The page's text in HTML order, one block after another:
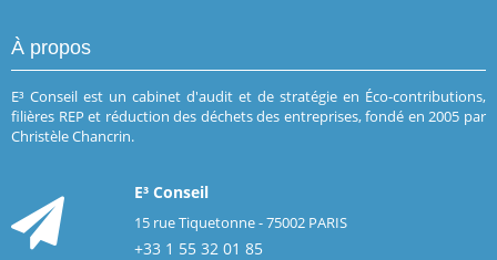
À propos
E³ Conseil est un cabinet d'audit et de stratégie en Éco-contributions,
filières REP et réduction des déchets des entreprises, fondé en 2005 par
Christèle Chancrin.
E³ Conseil
15 rue Tiquetonne - 75002 PARIS
+33 1 55 32 01 85